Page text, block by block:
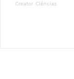
Creator Ciências